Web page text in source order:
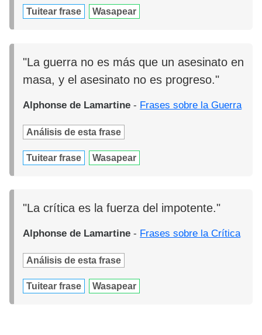
Tuitear frase Wasapear
"La guerra no es más que un asesinato en
masa, y el asesinato no es progreso."
Alphonse de Lamartine - Frases sobre la Guerra
Análisis de esta frase
Tuitear frase Wasapear
"La crítica es la fuerza del impotente."
Alphonse de Lamartine - Frases sobre la Crítica
Análisis de esta frase
Tuitear frase Wasapear